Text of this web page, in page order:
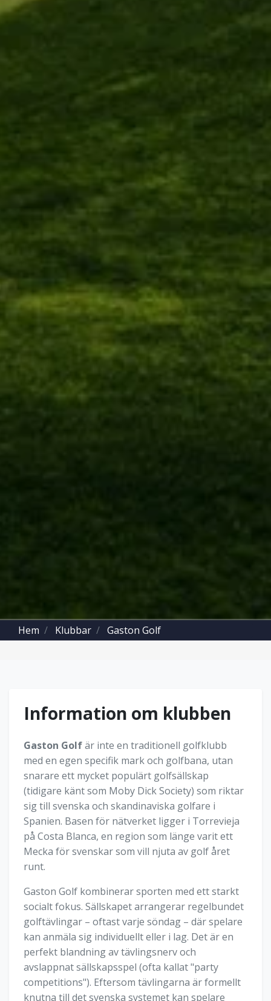
Hem Klubbar Gaston Golf
Information om klubben
Gaston Golfär inte en traditionell golfklubb
med en egen specifik mark och golfbana, utan
snarare ett mycket populärt golfsällskap
(tidigare känt som Moby Dick Society) som riktar
sig till svenska och skandinaviska golfare i
Spanien. Basen för nätverket ligger i Torrevieja
på Costa Blanca, en region som länge varit ett
Mecka för svenskar som vill njuta av golf året
runt.
Gaston Golf kombinerar sporten med ett starkt
socialt fokus. Sällskapet arrangerar regelbundet
golftävlingar – oftast varje söndag – där spelare
kan anmäla sig individuellt eller i lag. Det är en
perfekt blandning av tävlingsnerv och
avslappnat sällskapsspel (ofta kallat "party
competitions"). Eftersom tävlingarna är formellt
knutna till det svenska systemet kan spelare